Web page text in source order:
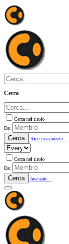
Cerca
Cerca nel titolo
Da:
Cerca Ricerca avanzata...
Cerca nel titolo
Da:
Cerca Avanzate...